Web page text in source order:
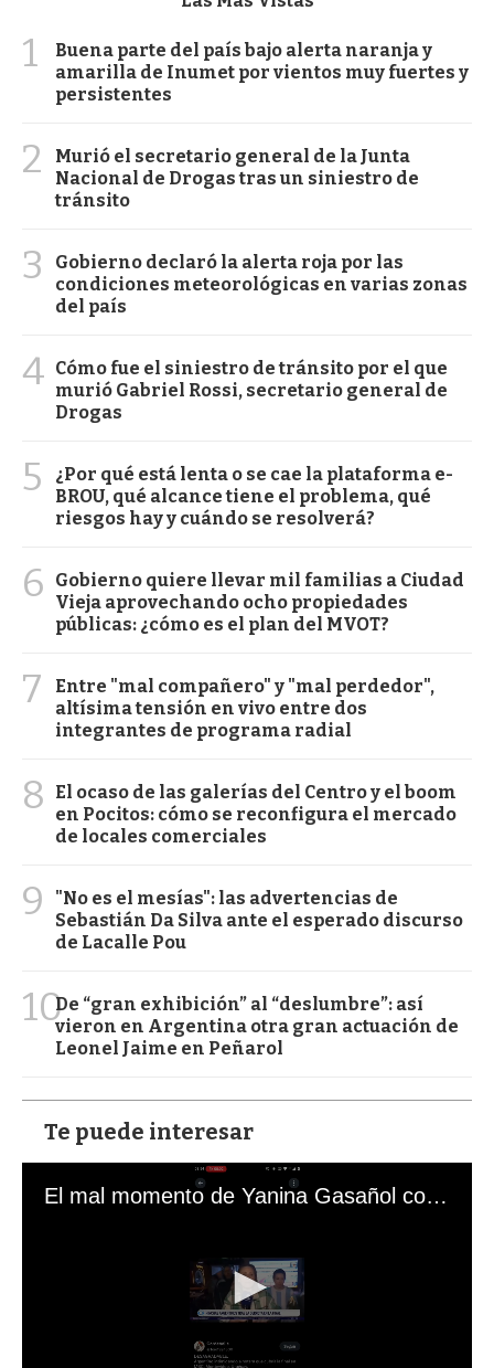
1
Buena parte del país bajo alerta naranja y
amarilla de Inumet por vientos muy fuertes y
persistentes
2
Murió el secretario general de la Junta
Nacional de Drogas tras un siniestro de
tránsito
3
Gobierno declaró la alerta roja por las
condiciones meteorológicas en varias zonas
del país
4 Cómo fue el siniestro de tránsito por el que
murió Gabriel Rossi, secretario general de
Drogas
5
¿Por qué está lenta o se cae la plataforma e-
BROU, qué alcance tiene el problema, qué
riesgos hay y cuándo se resolverá?
6
Gobierno quiere llevar mil familias a Ciudad
Vieja aprovechando ocho propiedades
públicas: ¿cómo es el plan del MVOT?
7
Entre "mal compañero" y "mal perdedor",
altísima tensión en vivo entre dos
integrantes de programa radial
8
El ocaso de las galerías del Centro y el boom
en Pocitos: cómo se reconfigura el mercado
de locales comerciales
9
"No es el mesías": las advertencias de
Sebastián Da Silva ante el esperado discurso
de Lacalle Pou
10De “gran exhibición” al “deslumbre”: así
vieron en Argentina otra gran actuación de
Leonel Jaime en Peñarol
Te puede interesar
El mal momento de Yanina Gasañol con un hincha argentino en "Subrayado"